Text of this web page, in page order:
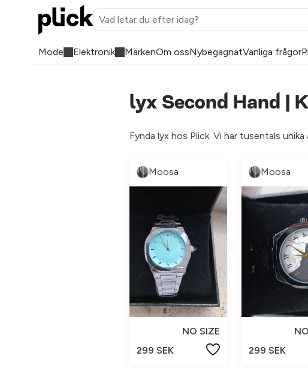
Mode Elektronik MärkenOm ossNybegagnatVanliga frågor
lyx Second Hand |
Fynda lyx hos Plick. Vi har tusentals
Moosa
NO SIZE
299 SEK
Moosa
299 SEK